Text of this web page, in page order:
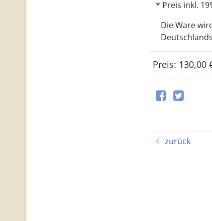
* Preis inkl.
Die Ware
Preis: 130,00
zurück